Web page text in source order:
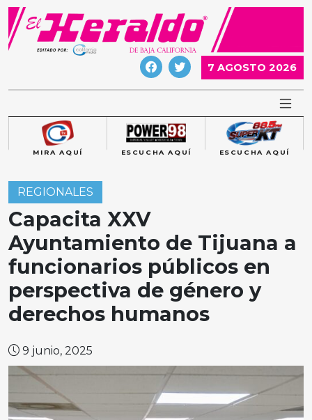
Skip
content
7 AGOSTO 2026
MIRA AQUÍ ESCUCHA AQUÍ ESCUCHA AQUÍ
REGIONALES
Capacita XXV
Ayuntamiento de Tijuana a
funcionarios públicos en
perspectiva de género y
derechos humanos
9 junio, 2025